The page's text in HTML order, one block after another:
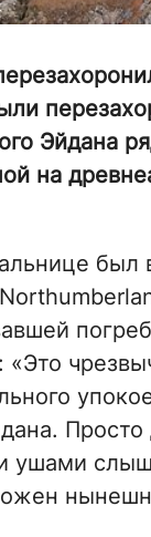
Эйдана
на
Просто
ушами